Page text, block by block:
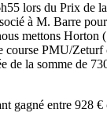
lors du Prix
à M. Barre
mettons
course PMU/Zeturf
de la somme de
gagné entre 928 €